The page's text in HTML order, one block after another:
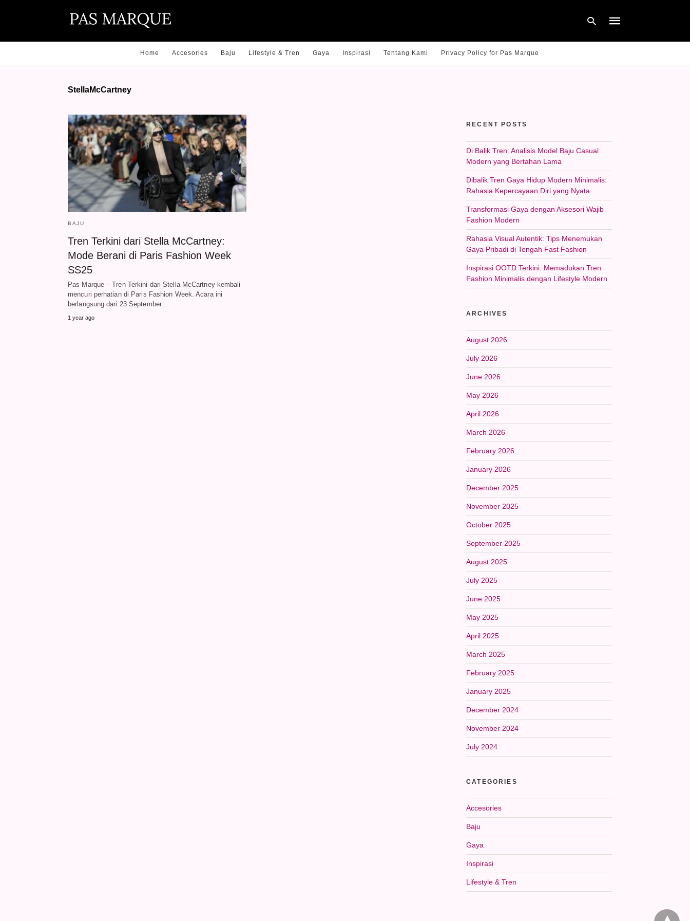
Home Accesories Baju Lifestyle & Tren Gaya Inspirasi Tentang Kami Privacy Policy for Pas Marque
StellaMcCartney
BAJU
Tren Terkini dari Stella McCartney:
Mode Berani di Paris Fashion Week
SS25
Pas Marque – Tren Terkini dari Stella McCartney kembali
mencuri perhatian di Paris Fashion Week. Acara ini
berlangsung dari 23 September…
1 year ago
RECENT POSTS
Di Balik Tren: Analisis Model Baju Casual
Modern yang Bertahan Lama
Dibalik Tren Gaya Hidup Modern Minimalis:
Rahasia Kepercayaan Diri yang Nyata
Transformasi Gaya dengan Aksesori Wajib
Fashion Modern
Rahasia Visual Autentik: Tips Menemukan
Gaya Pribadi di Tengah Fast Fashion
Inspirasi OOTD Terkini: Memadukan Tren
Fashion Minimalis dengan Lifestyle Modern
ARCHIVES
August 2026
July 2026
June 2026
May 2026
April 2026
March 2026
February 2026
January 2026
December 2025
November 2025
October 2025
September 2025
August 2025
July 2025
June 2025
May 2025
April 2025
March 2025
February 2025
January 2025
December 2024
November 2024
July 2024
CATEGORIES
Accesories
Baju
Gaya
Inspirasi
Lifestyle & Tren